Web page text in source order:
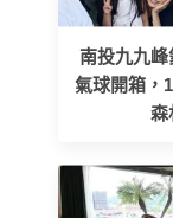
南投九九
氣球開箱，
森